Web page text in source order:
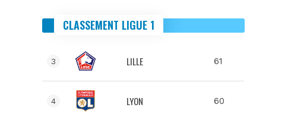
CLASSEMENT LIGUE 1
3 LILLE 61
4 LYON 60